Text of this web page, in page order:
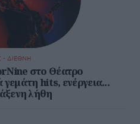
- ΔΙΕΘΝΗ
στο Θέατρο
hits, ενέργεια...
λήθη